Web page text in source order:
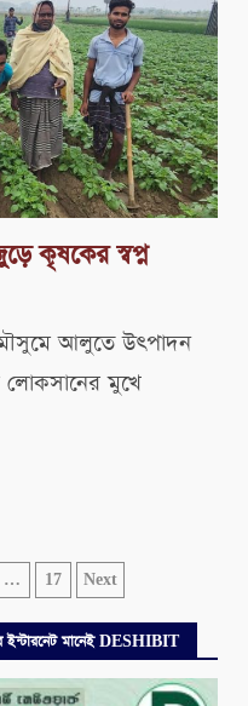
কৃষকের স্বপ্ন
আলুতে উৎপাদন
মুখে
… 17 Next
ইন্টারনেট মানেই DESHIBIT